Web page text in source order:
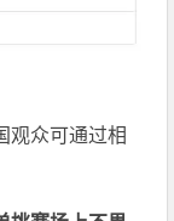
观众可通过相